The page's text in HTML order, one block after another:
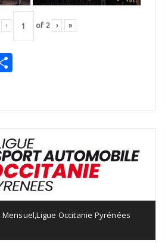
‹ of 2 › »
Mensuel,Ligue Occitanie Pyrénées